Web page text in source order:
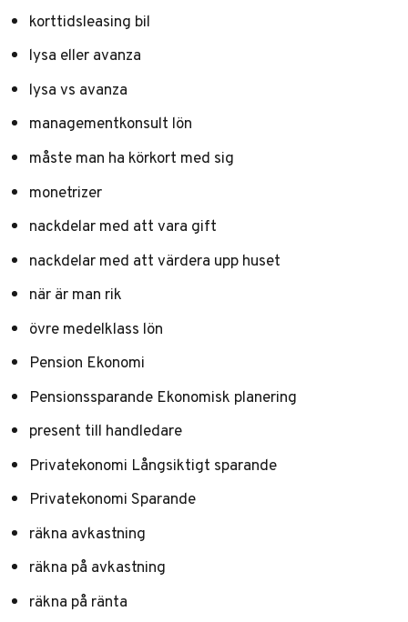
korttidsleasing bil
lysa eller avanza
lysa vs avanza
managementkonsult lön
måste man ha körkort med sig
monetrizer
nackdelar med att vara gift
nackdelar med att värdera upp huset
när är man rik
övre medelklass lön
Pension Ekonomi
Pensionssparande Ekonomisk planering
present till handledare
Privatekonomi Långsiktigt sparande
Privatekonomi Sparande
räkna avkastning
räkna på avkastning
räkna på ränta